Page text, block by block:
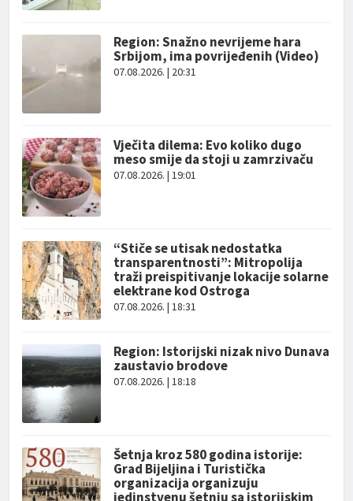
Region: Snažno nevrijeme hara
Srbijom, ima povrijeđenih (Video)
07.08.2026. | 20:31
Vječita dilema: Evo koliko dugo
meso smije da stoji u zamrzivaču
07.08.2026. | 19:01
“Stiče se utisak nedostatka
transparentnosti”: Mitropolija
traži preispitivanje lokacije solarne
elektrane kod Ostroga
07.08.2026. | 18:31
Region: Istorijski nizak nivo Dunava
zaustavio brodove
07.08.2026. | 18:18
Šetnja kroz 580 godina istorije:
Grad Bijeljina i Turistička
organizacija organizuju
jedinstvenu šetnju sa istorijskim